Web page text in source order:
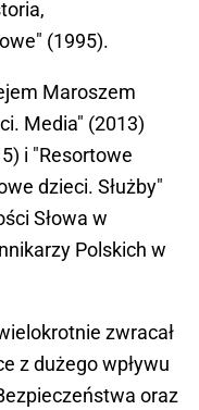
(1995).
Maroszem
Media" (2013)
i "Resortowe
dzieci. Służby"
Słowa w
Polskich w
zwracał
z dużego wpływu
oraz